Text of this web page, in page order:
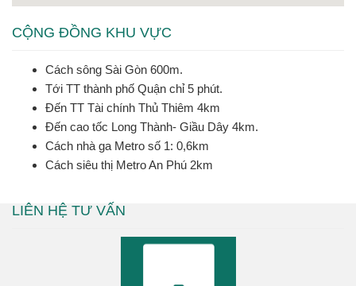
CỘNG ĐỒNG KHU VỰC
Cách sông Sài Gòn 600m.
Tới TT thành phố Quận chỉ 5 phút.
Đến TT Tài chính Thủ Thiêm 4km
Đến cao tốc Long Thành- Giầu Dây 4km.
Cách nhà ga Metro số 1: 0,6km
Cách siêu thị Metro An Phú 2km
LIÊN HỆ TƯ VẤN